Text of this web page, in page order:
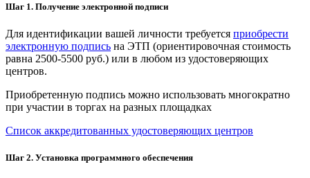
Шаг 1. Получение электронной подписи
Для идентификации вашей личности требуется приобрести
электронную подпись на ЭТП (ориентировочная стоимость
равна 2500-5500 руб.) или в любом из удостоверяющих
центров.
Приобретенную подпись можно использовать многократно
при участии в торгах на разных площадках
Список аккредитованных удостоверяющих центров
Шаг 2. Установка программного обеспечения